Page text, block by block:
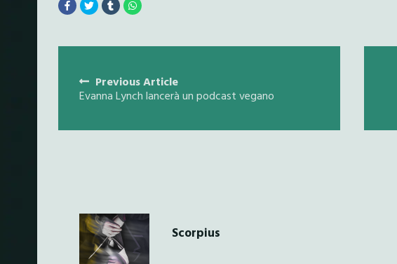
navigation
Previous Article
Evanna Lynch lancerà un podcast vegano
Scorpius